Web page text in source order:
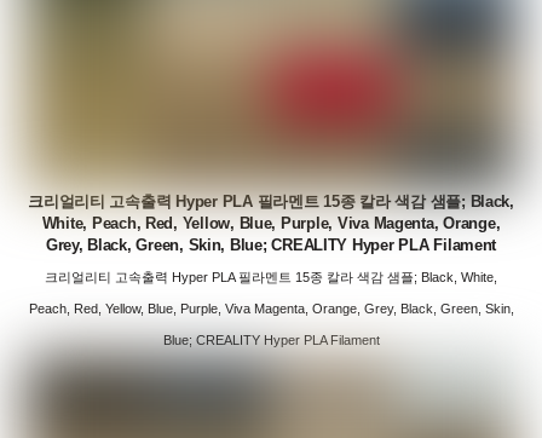
크리얼리티 고속출력 Hyper PLA 필라멘트 15종 칼라 색감 샘플; Black,
White, Peach, Red, Yellow, Blue, Purple, Viva Magenta, Orange,
Grey, Black, Green, Skin, Blue; CREALITY Hyper PLA Filament
크리얼리티 고속출력 Hyper PLA 필라멘트 15종 칼라 색감 샘플; Black, White,
Peach, Red, Yellow, Blue, Purple, Viva Magenta, Orange, Grey, Black, Green, Skin,
Blue; CREALITY Hyper PLA Filament